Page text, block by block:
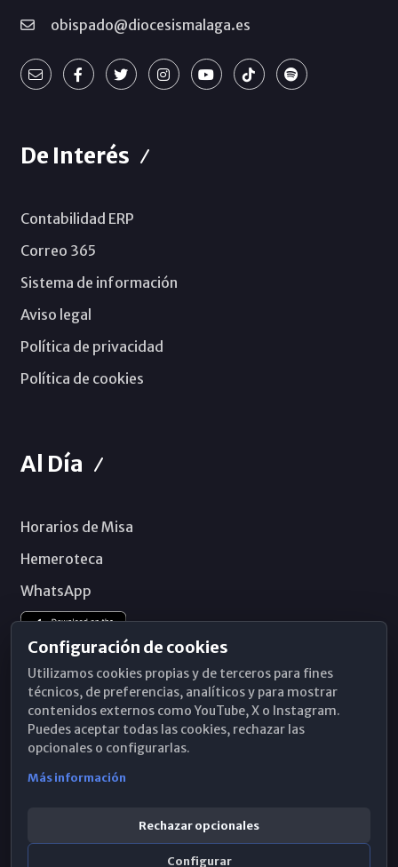
obispado@diocesismalaga.es
De Interés
Contabilidad ERP
Correo 365
Sistema de información
Aviso legal
Política de privacidad
Política de cookies
Al Día
Horarios de Misa
Hemeroteca
WhatsApp
Configuración de cookies
Utilizamos cookies propias y de terceros para fines
técnicos, de preferencias, analíticos y para mostrar
contenidos externos como YouTube, X o Instagram.
Puedes aceptar todas las cookies, rechazar las
opcionales o configurarlas.
Más información
Rechazar opcionales
Configurar